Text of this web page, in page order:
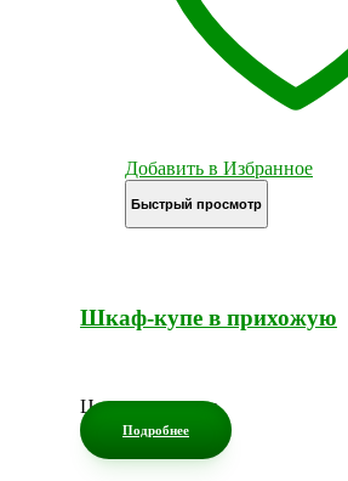
Добавить в Избранное
Быстрый просмотр
Шкаф-купе в прихожую
Цена по запросу
Подробнее